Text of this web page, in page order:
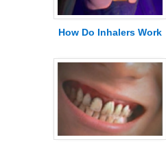
How Do Inhalers Work